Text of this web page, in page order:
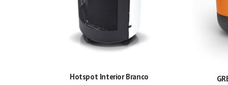
ADICIONAR
Hotspot Interior Branco